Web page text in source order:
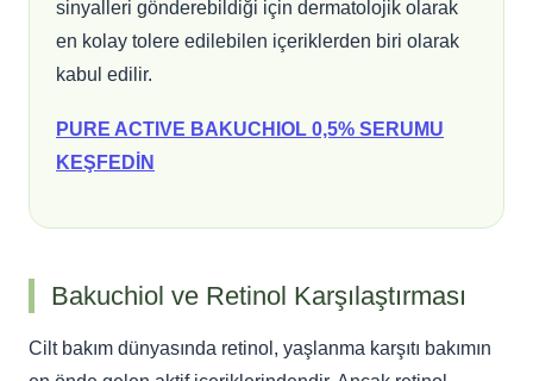
sinyalleri gönderebildiği için dermatolojik olarak
en kolay tolere edilebilen içeriklerden biri olarak
kabul edilir.
PURE ACTIVE BAKUCHIOL 0,5% SERUMU
KEŞFEDİN
Bakuchiol ve Retinol Karşılaştırması
Cilt bakım dünyasında retinol, yaşlanma karşıtı bakımın